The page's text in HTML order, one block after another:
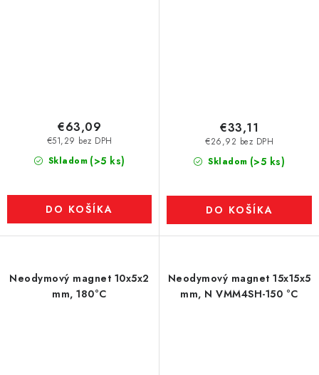
Skladom (>5 ks)
€51,29 bez DPH
€63,09
DO KOŠÍKA
Skladom (>5 ks)
€26,92 bez DPH
€33,11
DO KOŠÍKA
Neodymový magnet 10x5x2
mm, 180°C
Neodymový magnet 15x15x5
mm, N VMM4SH-150 °C